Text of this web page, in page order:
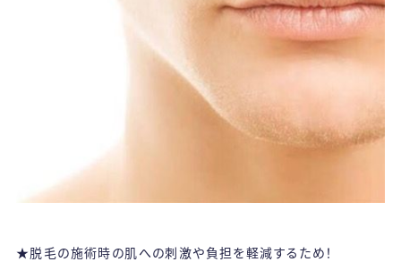
★脱毛の施術時の肌への刺激や負担を軽減するため！